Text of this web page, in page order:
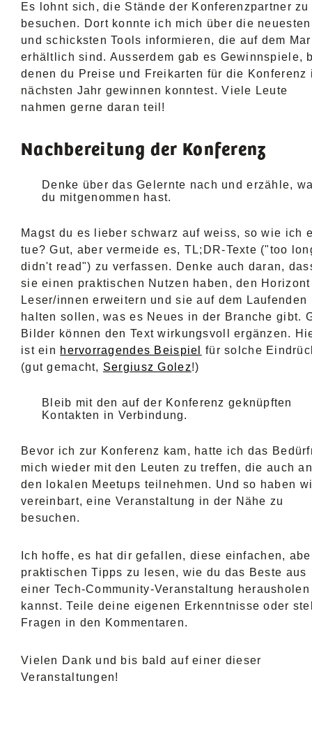
Es lohnt sich, die Stände der Konferenzpartner zu
besuchen. Dort konnte ich mich über die neuesten
und schicksten Tools informieren, die auf dem
erhältlich sind. Ausserdem gab es Gewinnspiele,
denen du Preise und Freikarten für die Konferenz
nächsten Jahr gewinnen konntest. Viele Leute
nahmen gerne daran teil!
Nachbereitung der Konferenz
Denke über das Gelernte nach und erzähle,
du mitgenommen hast.
Magst du es lieber schwarz auf weiss, so wie ich
tue? Gut, aber vermeide es, TL;DR-Texte ("too
didn't read") zu verfassen. Denke auch daran,
sie einen praktischen Nutzen haben, den
Leser/innen erweitern und sie auf dem Laufenden
halten sollen, was es Neues in der Branche gibt.
Bilder können den Text wirkungsvoll ergänzen.
ist ein hervorragendes Beispiel
für solche
(gut gemacht, Sergiusz Golez!)
Bleib mit den auf der Konferenz geknüpften
Kontakten in Verbindung.
Bevor ich zur Konferenz kam, hatte ich das
mich wieder mit den Leuten zu treffen, die auch an
den lokalen Meetups teilnehmen. Und so haben
vereinbart, eine Veranstaltung in der Nähe zu
besuchen.
Ich hoffe, es hat dir gefallen, diese einfachen,
praktischen Tipps zu lesen, wie du das Beste aus
einer Tech-Community-Veranstaltung herausholen
kannst. Teile deine eigenen Erkenntnisse oder
Fragen in den Kommentaren.
Vielen Dank und bis bald auf einer dieser
Veranstaltungen!